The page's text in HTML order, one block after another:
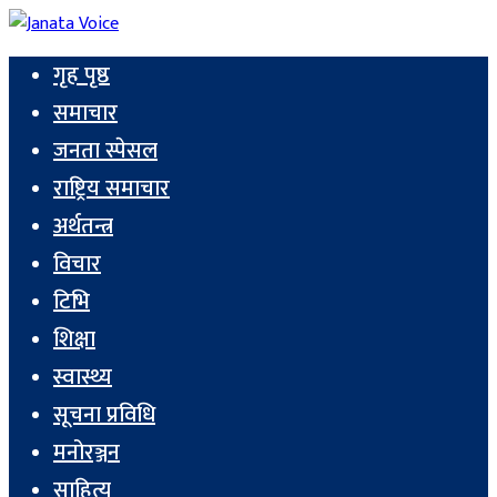
गृह पृष्ठ
समाचार
जनता स्पेसल
राष्ट्रिय समाचार
अर्थतन्त्र
विचार
टिभि
शिक्षा
स्वास्थ्य
सूचना प्रविधि
मनोरञ्जन